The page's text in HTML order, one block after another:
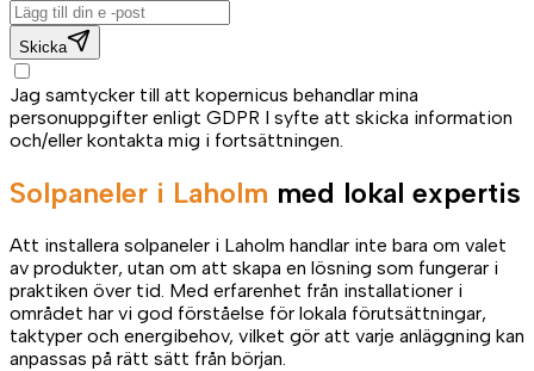
Skicka
Jag samtycker till att kopernicus behandlar mina
personuppgifter enligt GDPR I syfte att skicka information
och/eller kontakta mig i fortsättningen.
Solpaneler i Laholm med lokal expertis
Att installera solpaneler i Laholm handlar inte bara om valet
av produkter, utan om att skapa en lösning som fungerar i
praktiken över tid. Med erfarenhet från installationer i
området har vi god förståelse för lokala förutsättningar,
taktyper och energibehov, vilket gör att varje anläggning kan
anpassas på rätt sätt från början.